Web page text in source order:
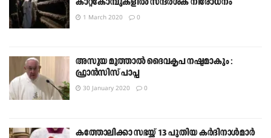
കാറ്റകോമ്പുകളിൽ സന്ദർശക നിരോധനം
1 March 2020 0
അസൂയ മൂത്താൽ ദൈവകൃപ നഷ്ടമാകും :
ഫ്രാൻസിസ് പാപ്പ
30 January 2020 0
കത്തോലിക്കാ സഭയ്ക്ക് 13 പുതിയ കർദിനാൾമാർ